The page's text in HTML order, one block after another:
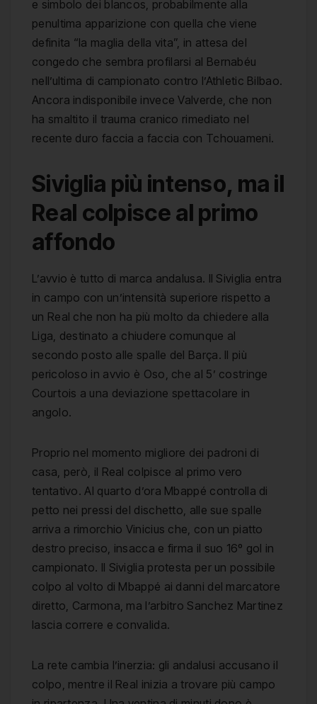
e simbolo dei blancos, probabilmente alla
penultima apparizione con quella che viene
definita “la maglia della vita”, in attesa del
congedo che sembra profilarsi al Bernabéu
nell’ultima di campionato contro l’Athletic Bilbao.
Ancora indisponibile invece Valverde, che non
ha smaltito il trauma cranico rimediato nel
recente duro faccia a faccia con Tchouameni.
Siviglia più intenso, ma il
Real colpisce al primo
affondo
L’avvio è tutto di marca andalusa. Il Siviglia entra
in campo con un’intensità superiore rispetto a
un Real che non ha più molto da chiedere alla
Liga, destinato a chiudere comunque al
secondo posto alle spalle del Barça. Il più
pericoloso in avvio è Oso, che al 5’ costringe
Courtois a una deviazione spettacolare in
angolo.
Proprio nel momento migliore dei padroni di
casa, però, il Real colpisce al primo vero
tentativo. Al quarto d’ora Mbappé controlla di
petto nei pressi del dischetto, alle sue spalle
arriva a rimorchio Vinicius che, con un piatto
destro preciso, insacca e firma il suo 16º gol in
campionato. Il Siviglia protesta per un possibile
colpo al volto di Mbappé ai danni del marcatore
diretto, Carmona, ma l’arbitro Sanchez Martinez
lascia correre e convalida.
La rete cambia l’inerzia: gli andalusi accusano il
colpo, mentre il Real inizia a trovare più campo